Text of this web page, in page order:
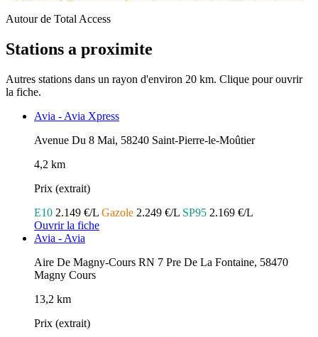
Autour de Total Access
Stations a proximite
Autres stations dans un rayon d'environ 20 km. Clique pour ouvrir
la fiche.
Avia - Avia Xpress
Avenue Du 8 Mai, 58240 Saint-Pierre-le-Moûtier
4,2 km
Prix (extrait)
E10 2.149 €/L Gazole 2.249 €/L SP95 2.169 €/L
Ouvrir la fiche
Avia - Avia
Aire De Magny-Cours RN 7 Pre De La Fontaine, 58470
Magny Cours
13,2 km
Prix (extrait)